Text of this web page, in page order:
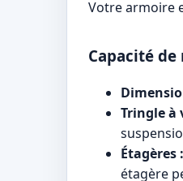
Votre armoire
Capacité
Tringle à
Étagères :
étagère